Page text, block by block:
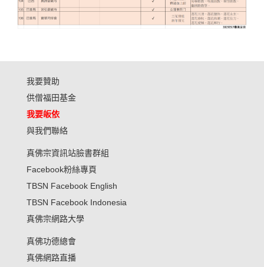
我要贊助
供僧福田基金
我要皈依
與我們聯絡
真佛宗資訊站臉書群組
Facebook粉絲專頁
TBSN Facebook English
TBSN Facebook Indonesia
真佛宗網路大學
真佛功德總會
真佛網路直播